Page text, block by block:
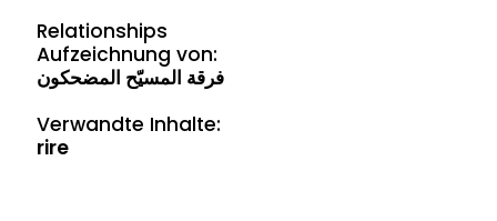
Relationships
Aufzeichnung von:
فرقة المسيّح المضحكون
Verwandte Inhalte:
rire